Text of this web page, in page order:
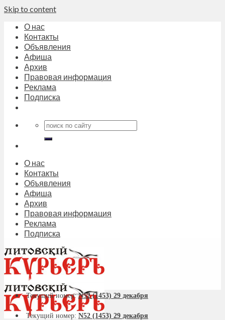
Skip to content
О нас
Контакты
Объявления
Афиша
Архив
Правовая информация
Реклама
Подписка
О нас
Контакты
Объявления
Афиша
Архив
Правовая информация
Реклама
Подписка
Текущий номер:N52 (1453) 29 декабря
Текущий номер: N52 (1453) 29 декабря